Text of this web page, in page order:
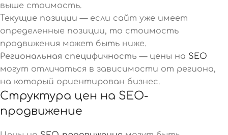
выше стоимость.
Текущие позиции — если сайт уже имеет
определенные позиции, то стоимость
продвижения может быть ниже.
Региональная специфичность — цены на SEO
могут отличаться в зависимости от региона,
на который ориентирован бизнес.
Структура цен на SEO-
продвижение